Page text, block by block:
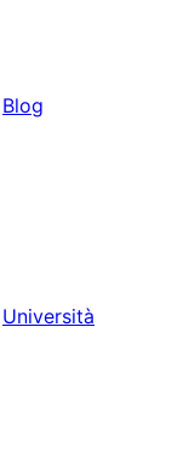
Blog
Università